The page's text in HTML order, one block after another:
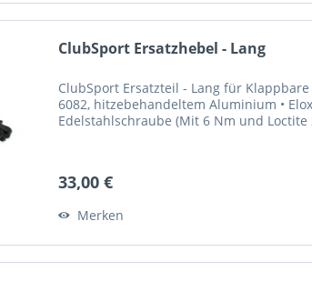
ClubSport Ersatzhebel - Lang
ClubSport Ersatzteil - Lang für
6082, hitzebehandeltem Aluminium •
Edelstahlschraube (Mit 6 Nm und Loctite
33,00 €
Merken